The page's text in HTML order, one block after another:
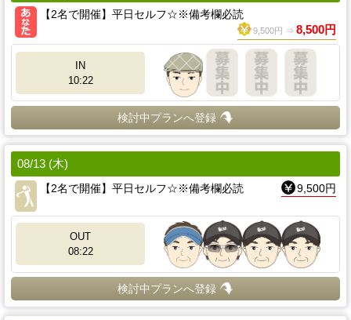
【2名で開催】平日セルフ☆※備考欄必読
9,500円 ⇒ 8,500円
IN
10:22
検討中プランへ登録
08/13 (木)
【2名で開催】平日セルフ☆※備考欄必読
9,500円
OUT
08:22
検討中プランへ登録